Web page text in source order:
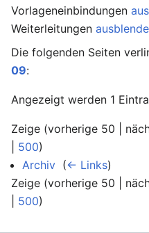
Vorlageneinbindungen
Weiterleitungen
Die folgenden Seiten
09:
Angezeigt werden 1
Zeige (vorherige 50 |
500)
Archiv (← Links)
Zeige (vorherige 50 |
500)